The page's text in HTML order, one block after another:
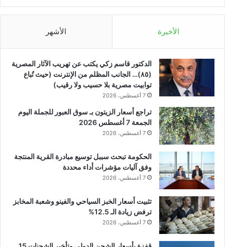
الأخيرة الأشهر
الدكتور قاسم زكي يكتب عن تهريب الآثار المصرية
(٨٥)… الجانب المظلم من الإنترنت (حيث تُباع
توابيت مصرية بلا حسيب ولا رقيب)
7 أغسطس، 2026
تراجع أسعار الزيتون بـ سوق العبور للجملة اليوم
الجمعة 7 أغسطس 2026
7 أغسطس، 2026
الحكومة تبحث سببل توسيع مبادرة القرية المنتجة
وفق آليات مؤشرات أداء محددة
7 أغسطس، 2026
تثبيت أسعار الخبز السياحي والفينو وشعبة المخابز
ترفض زيادة الـ 12.5%
7 أغسطس، 2026